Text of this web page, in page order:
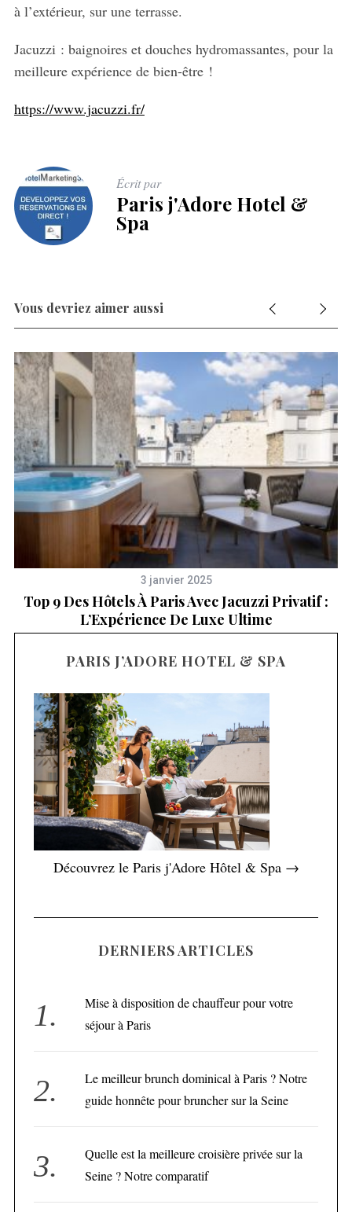
à l’extérieur, sur une terrasse.
Jacuzzi : baignoires et douches hydromassantes, pour la
meilleure expérience de bien-être !
https://www.jacuzzi.fr/
Écrit par
Paris j'Adore Hotel &
Spa
Vous devriez aimer aussi
3 janvier 2025
Top 9 Des Hôtels À Paris Avec Jacuzzi Privatif :
L’Expérience De Luxe Ultime
PARIS J’ADORE HOTEL & SPA
Découvrez le Paris j'Adore Hôtel & Spa →
DERNIERS ARTICLES
Mise à disposition de chauffeur pour votre
séjour à Paris
Le meilleur brunch dominical à Paris ? Notre
guide honnête pour bruncher sur la Seine
Quelle est la meilleure croisière privée sur la
Seine ? Notre comparatif